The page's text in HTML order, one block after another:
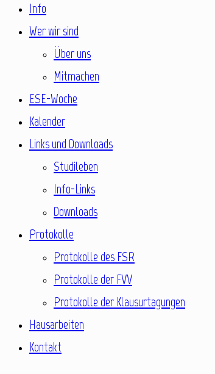
Info
Wer wir sind
Über uns
Mitmachen
ESE-Woche
Kalender
Links und Downloads
Studileben
Info-Links
Downloads
Protokolle
Protokolle des FSR
Protokolle der FVV
Protokolle der Klausurtagungen
Hausarbeiten
Kontakt